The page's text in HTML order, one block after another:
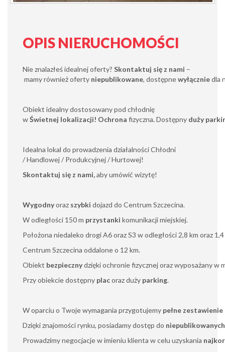
OPIS NIERUCHOMOŚCI
Nie znalazłeś idealnej oferty? Skontaktuj się z nami –
mamy również oferty niepublikowane, dostępnewyłączniedla
Obiekt idealny dostosowany pod chłodnię
wŚwietnej lokalizacji! Ochrona fizyczna.Dostępny duży
Idealna lokal do prowadzenia działalności Chłodni
/ Handlowej / Produkcyjnej / Hurtowej!
Skontaktuj się z nami,aby umówić wizytę!
Wygodnyoraz szybki dojazd do Centrum Szczecina.
W odległości 150 m przystanki komunikacji miejskiej.
Położona niedaleko drogi A6 oraz S3 w odległości 2,8 km oraz
Centrum Szczecina oddalone o 12 km.
Obiekt bezpiecznydzięki ochronie fizycznej oraz wyposażany w
Przy obiekcie dostępny placoraz duży parking.
W oparciu o Twoje wymagania przygotujemy pełne
Dzięki znajomości rynku, posiadamy dostęp do niepublikowanych
Prowadzimy negocjacje w imieniu klienta w celu uzyskania